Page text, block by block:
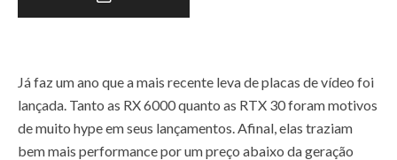
Já faz um ano que a mais recente leva de placas de vídeo foi
lançada. Tanto as RX 6000 quanto as RTX 30 foram motivos
de muito hype em seus lançamentos. Afinal, elas traziam
bem mais performance por um preço abaixo da geração